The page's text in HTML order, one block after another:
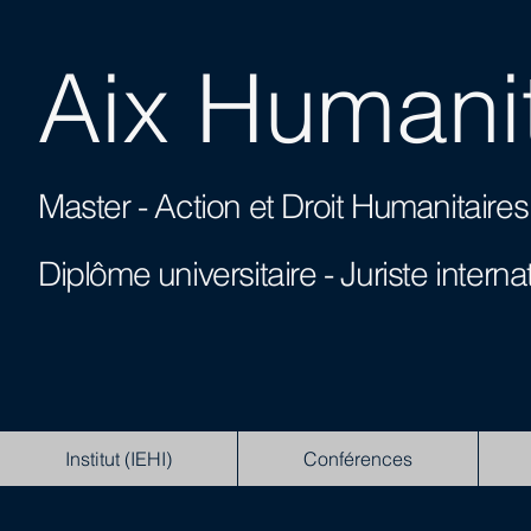
Aix
Master - Action et Droit
Diplôme universitaire -Juriste
Institut (IEHI) Conférences